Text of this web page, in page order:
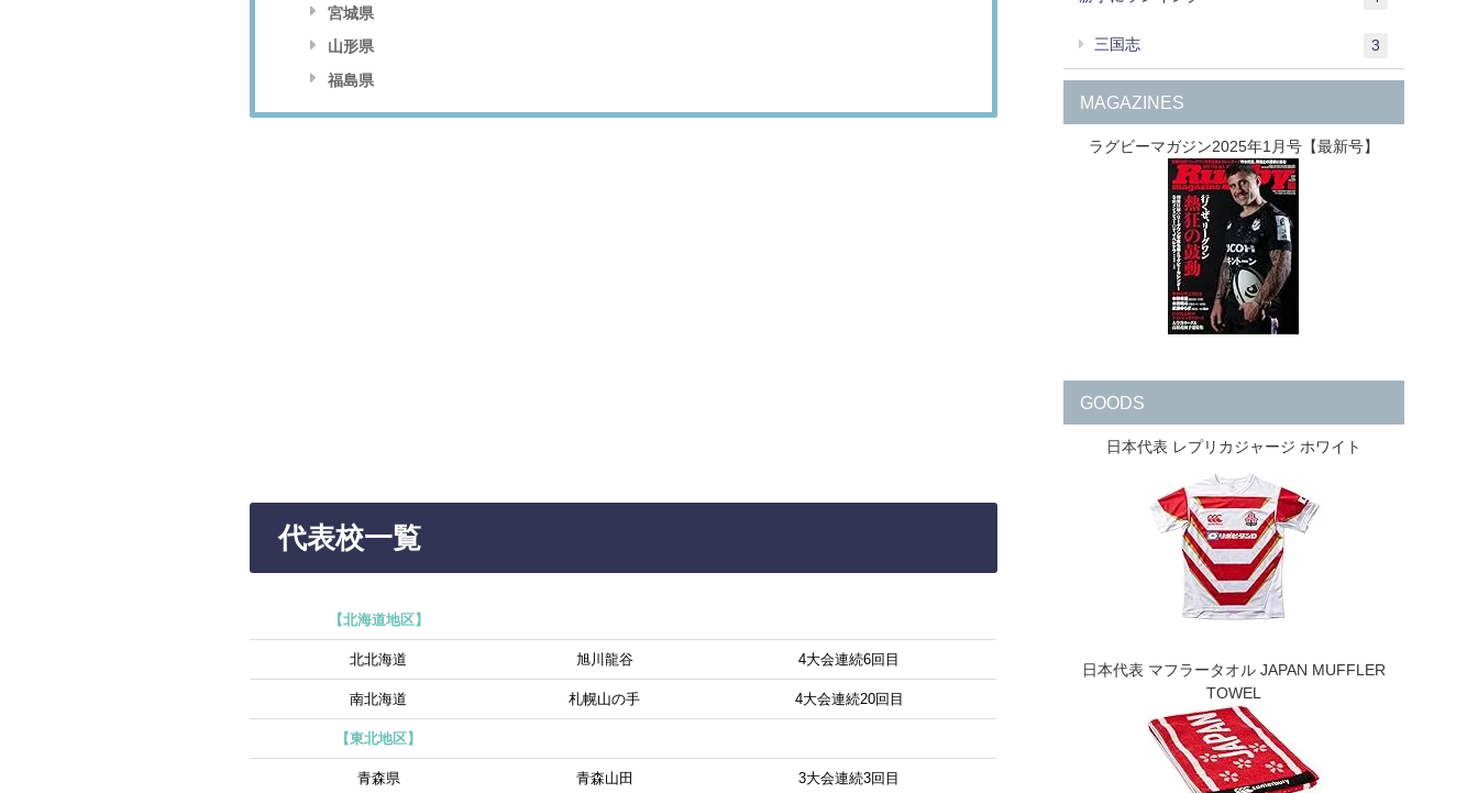
宮城県
山形県
福島県
代表校一覧
【北海道地区】
北北海道 旭川龍谷 4大会連続6回目
南北海道 札幌山の手 4大会連続20回目
【東北地区】
青森県 青森山田 3大会連続3回目
三国志 3
MAGAZINES
ラグビーマガジン2025年1月号【最新号】
GOODS
日本代表 レプリカジャージ ホワイト
日本代表 マフラータオル JAPAN MUFFLER
TOWEL